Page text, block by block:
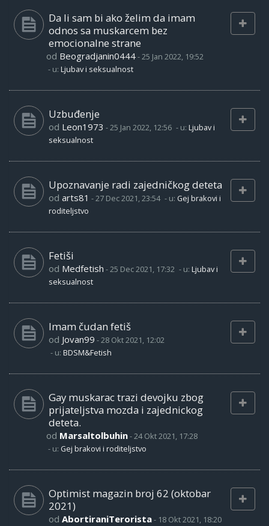
Da li sam bi ako želim da imam
odnos sa muskarcem bez
emocionalne strane
od Beogradjanin0444-25 Jan 2022, 19:52
- u: Ljubav i seksualnost
Uzbuđenje
od Leon1973 -25 Jan 2022, 12:56 - u: Ljubav i
seksualnost
Upoznavanje radi zajedničkog deteta
od arts81 -27 Dec 2021, 23:54 - u: Gej brakovi i
roditeljstvo
Fetiši
od Medfetish -25 Dec 2021, 17:32 - u: Ljubav i
seksualnost
Imam čudan fetiš
od Jovan99 -28 Okt 2021, 12:02
- u: BDSM&Fetish
Gay muskarac trazi devojku zbog
prijateljstva mozda i zajednickog
deteta.
od Marsaltolbuhin-24 Okt 2021, 17:28
- u: Gej brakovi i roditeljstvo
Optimist magazin broj 62 (oktobar
2021)
od AbortiraniTerorista- 18 Okt 2021, 18:20